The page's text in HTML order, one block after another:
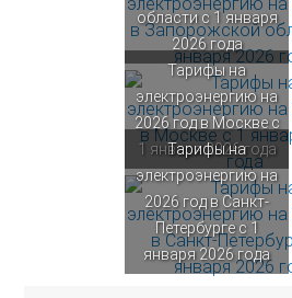
области с 1 января
2026 года
Тарифы на
электроэнергию на
2026 год в Москве с
1 января 2026 года
Тарифы на
электроэнергию на
2026 год в Санкт-
Петербурге с 1
января 2026 года